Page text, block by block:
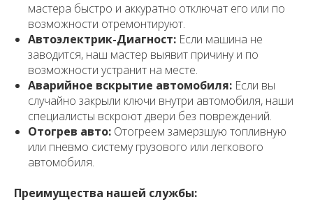
мастера быстро и аккуратно отключат его или по
возможности отремонтируют.
Автоэлектрик-Диагност: Если машина не
заводится, наш мастер выявит причину и по
возможности устранит на месте.
Аварийное вскрытие автомобиля: Если вы
случайно закрыли ключи внутри автомобиля, наши
специалисты вскроют двери без повреждений.
Отогрев авто: Отогреем замерзшую топливную
или пневмо систему грузового или легкового
автомобиля.
Преимущества нашей службы: